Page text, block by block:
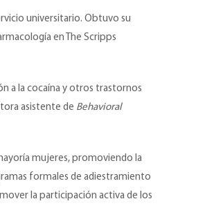
universitario. Obtuvo su
en The Scripps
a la cocaína y otros trastornos
asistente de Behavioral
mujeres, promoviendo la
formales de adiestramiento
la participación activa de los